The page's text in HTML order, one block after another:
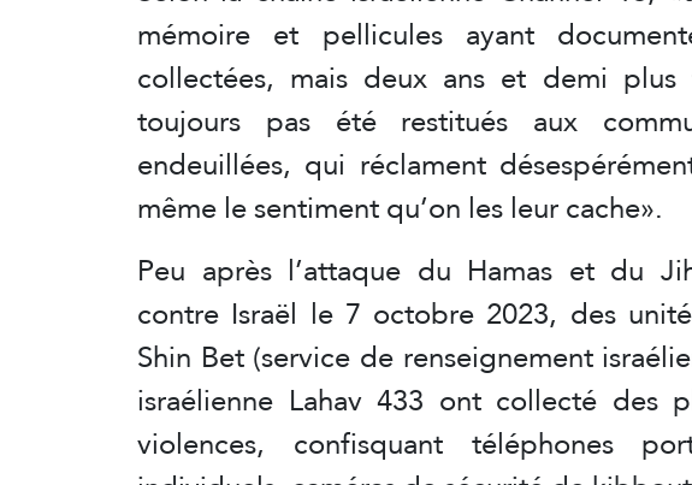
mémoire et pellicules ayant
collectées, mais deux ans et demi plus
toujours pas été restitués aux
endeuillées, qui réclament
même le sentiment qu’on les leur cache».
Peu après l’attaque du Hamas et du
contre Israël le 7 octobre 2023, des
Shin Bet (service de renseignement
israélienne Lahav 433 ont collecté des
violences, confisquant téléphones